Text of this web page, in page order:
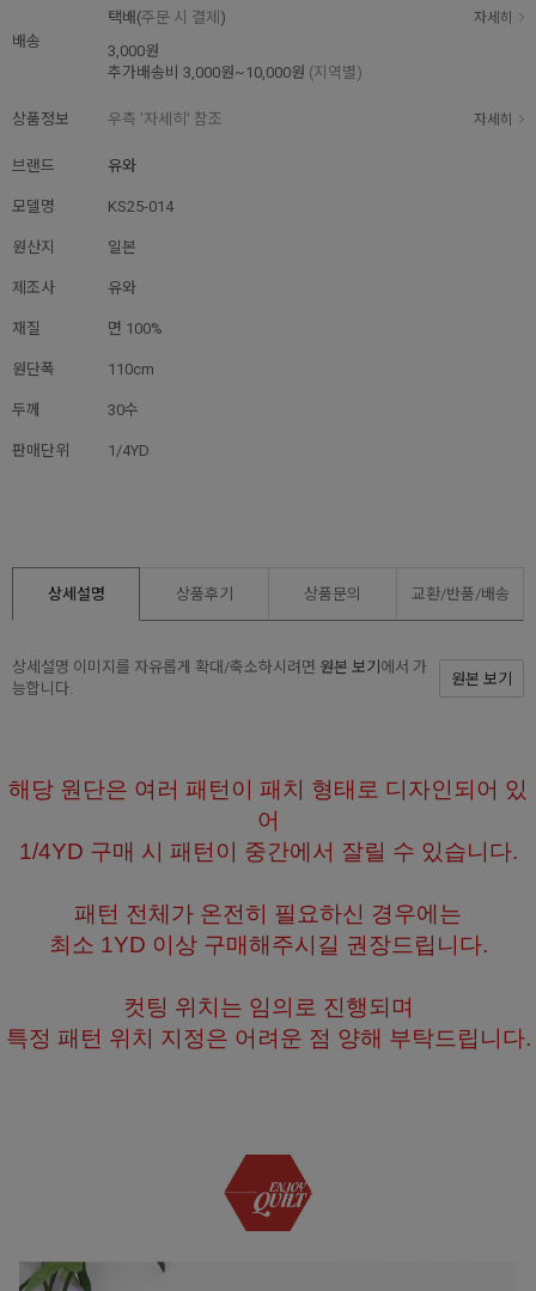
배송
택배(주문 시 결제 ) 자세히
3,000원
추가배송비 3,000원~10,000원 (지역별)
상품정보 우측 '자세히' 참조 자세히
브랜드 유와
모델명 KS25-014
원산지 일본
제조사 유와
재질 면 100%
원단폭 110cm
두께 30수
판매단위 1/4YD
상세설명 상품후기 상품문의 교환/반품/배송
상세설명 이미지를 자유롭게 확대/축소하시려면 원본 보기 에서 가
능합니다.
원본 보기
해당 원단은 여러 패턴이 패치 형태로 디자인되어 있
어
1/4YD 구매 시 패턴이 중간에서 잘릴 수 있습니다.
패턴 전체가 온전히 필요하신 경우에는
최소 1YD 이상 구매해주시길 권장드립니다.
컷팅 위치는 임의로 진행되며
특정 패턴 위치 지정은 어려운 점 양해 부탁드립니다.